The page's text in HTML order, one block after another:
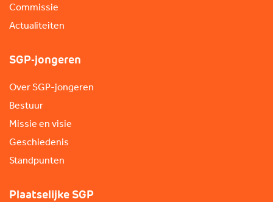
Commissie
Actualiteiten
SGP-jongeren
Over SGP-jongeren
Bestuur
Missie en visie
Geschiedenis
Standpunten
Plaatselijke SGP